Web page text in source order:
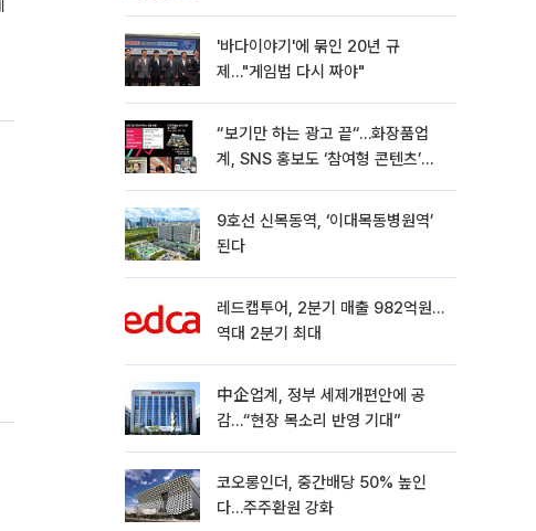
'바다이야기'에 묶인 20년 규
제…"게임법 다시 짜야"
“보기만 하는 광고 끝“…화장품업
계, SNS 홍보도 ‘참여형 콘텐츠’로
9호선 신목동역, ‘이대목동병원역’
된다
레드캡투어, 2분기 매출 982억원…
역대 2분기 최대
中企업계, 정부 세제개편안에 공
감…“현장 목소리 반영 기대”
코오롱인더, 중간배당 50% 높인
다…주주환원 강화